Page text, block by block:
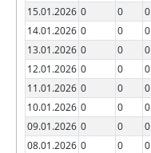
15.01.2026 0 0 0
14.01.2026 0 0 0
13.01.2026 0 0 0
12.01.2026 0 0 0
11.01.2026 0 0 0
10.01.2026 0 0 0
09.01.2026 0 0 0
08.01.2026 0 0 0